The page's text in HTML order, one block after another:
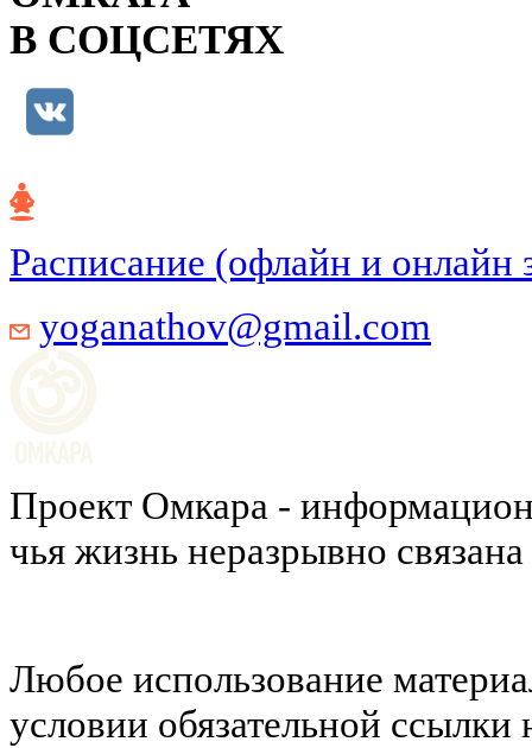
В СОЦСЕТЯХ
Расписание (офлайн и онлайн
yoganathov@gmail.com
Проект Омкара -
чья жизнь неразрывно
Любое использование
условии обязательной ссылки